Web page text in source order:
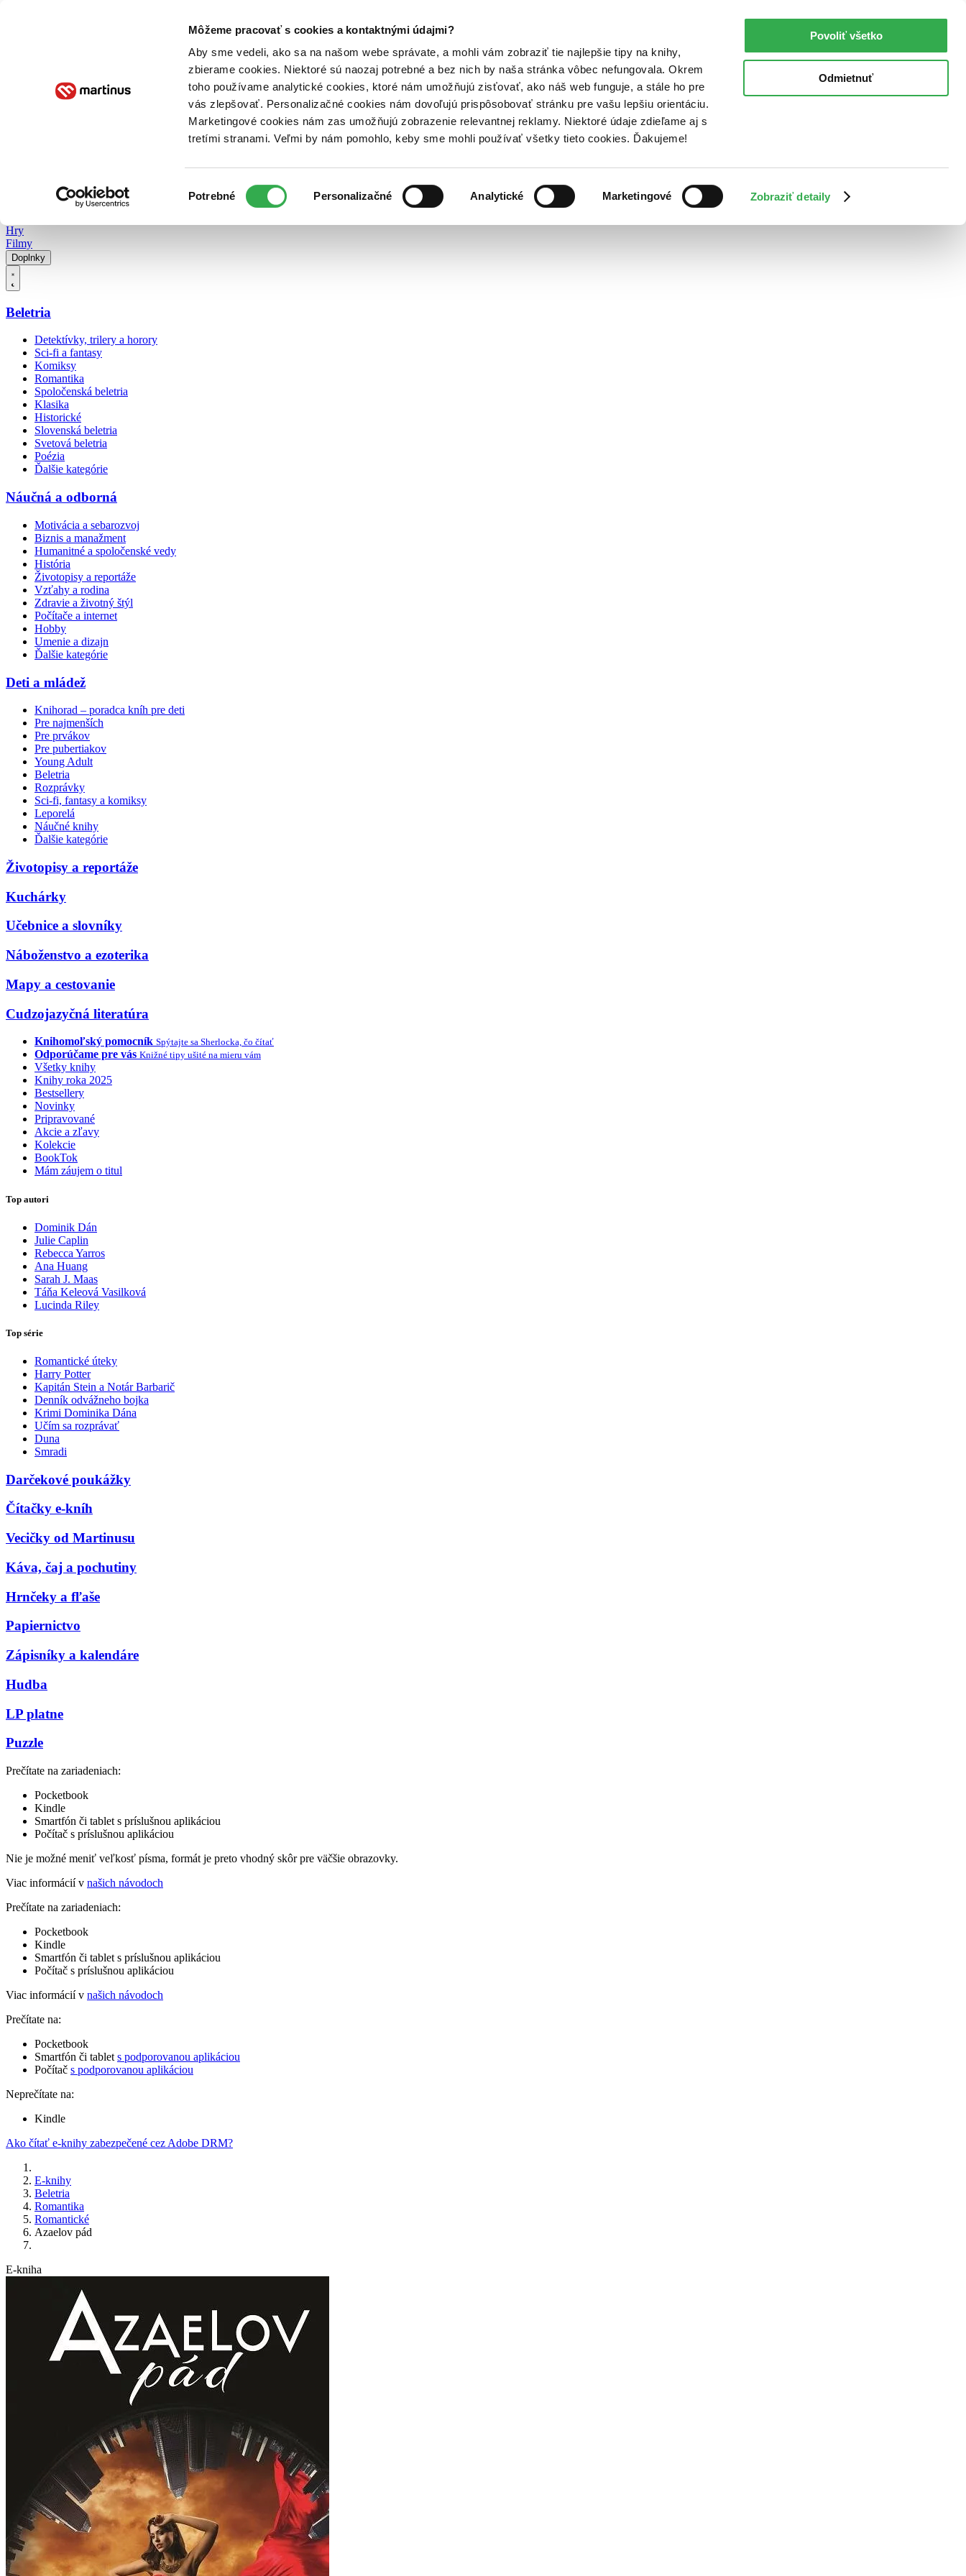
Môžeme pracovať s cookies a kontaktnými údajmi?
Aby sme vedeli, ako sa na našom webe správate, a mohli vám zobraziť tie najlepšie tipy na knihy,
zbierame cookies. Niektoré sú naozaj potrebné a bez nich by naša stránka vôbec nefungovala. Okrem
toho používame analytické cookies, ktoré nám umožňujú zisťovať, ako náš web funguje, a stále ho pre
vás zlepšovať. Personalizačné cookies nám dovoľujú prispôsobovať stránku pre vašu lepšiu orientáciu.
Marketingové cookies nám zas umožňujú zobrazenie relevantnej reklamy. Niektoré údaje zdieľame aj s
tretími stranami. Veľmi by nám pomohlo, keby sme mohli používať všetky tieto cookies. Ďakujeme!
súhlasu
Potrebné Personalizačné Analytické Marketingové Zobraziť detaily
Povoliť všetko
Odmietnuť
Poukážky Kontakt
Hry
Filmy
Doplnky
Beletria
Detektívky, trilery a horory
Sci-fi a fantasy
Komiksy
Romantika
Spoločenská beletria
Klasika
Historické
Slovenská beletria
Svetová beletria
Poézia
Ďalšie kategórie
Náučná a odborná
Motivácia a sebarozvoj
Biznis a manažment
Humanitné a spoločenské vedy
História
Životopisy a reportáže
Vzťahy a rodina
Zdravie a životný štýl
Počítače a internet
Hobby
Umenie a dizajn
Ďalšie kategórie
Deti a mládež
Knihorad – poradca kníh pre deti
Pre najmenších
Pre prvákov
Pre pubertiakov
Young Adult
Beletria
Rozprávky
Sci-fi, fantasy a komiksy
Leporelá
Náučné knihy
Ďalšie kategórie
Životopisy a reportáže
Kuchárky
Učebnice a slovníky
Náboženstvo a ezoterika
Mapy a cestovanie
Cudzojazyčná literatúra
Knihomoľský pomocník Spýtajte sa Sherlocka, čo čítať
Odporúčame pre vás Knižné tipy ušité na mieru vám
Všetky knihy
Knihy roka 2025
Bestsellery
Novinky
Pripravované
Akcie a zľavy
Kolekcie
BookTok
Mám záujem o titul
Top autori
Dominik Dán
Julie Caplin
Rebecca Yarros
Ana Huang
Sarah J. Maas
Táňa Keleová Vasilková
Lucinda Riley
Top série
Romantické úteky
Harry Potter
Kapitán Stein a Notár Barbarič
Denník odvážneho bojka
Krimi Dominika Dána
Učím sa rozprávať
Duna
Smradi
Darčekové poukážky
Čítačky e-kníh
Vecičky od Martinusu
Káva, čaj a pochutiny
Hrnčeky a fľaše
Papiernictvo
Zápisníky a kalendáre
Hudba
LP platne
Puzzle
Prečítate na zariadeniach:
Pocketbook
Kindle
Smartfón či tablet s príslušnou aplikáciou
Počítač s príslušnou aplikáciou
Nie je možné meniť veľkosť písma, formát je preto vhodný skôr pre väčšie obrazovky.
Viac informácií v našich návodoch
Prečítate na zariadeniach:
Pocketbook
Kindle
Smartfón či tablet s príslušnou aplikáciou
Počítač s príslušnou aplikáciou
Viac informácií v našich návodoch
Prečítate na:
Pocketbook
Smartfón či tablet s podporovanou aplikáciou
Počítač s podporovanou aplikáciou
Neprečítate na:
Kindle
Ako čítať e-knihy zabezpečené cez Adobe DRM?
E-knihy
Beletria
Romantika
Romantické
Azaelov pád
E-kniha